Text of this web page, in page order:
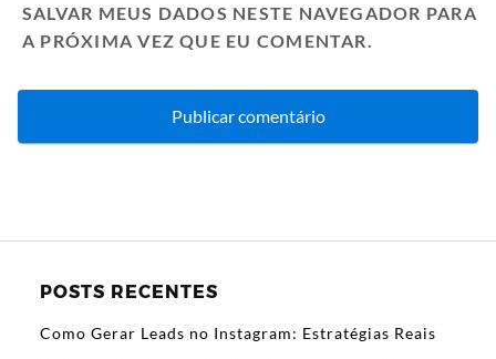
SALVAR MEUS DADOS NESTE NAVEGADOR PARA
A PRÓXIMA VEZ QUE EU COMENTAR.
POSTS RECENTES
Como Gerar Leads no Instagram: Estratégias Reais